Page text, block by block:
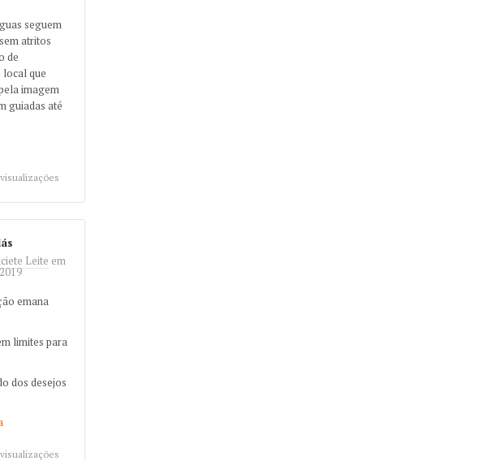
seguem
atritos
de
local que
imagem
guiadas até
visualizações
Leite em
emana
limites para
dos desejos
do lilás
visualizações